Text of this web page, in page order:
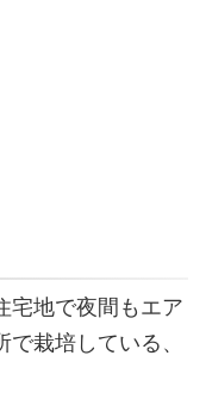
宅地で夜間もエア
栽培している、